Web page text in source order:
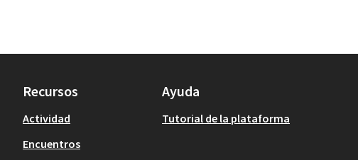
Recursos
Actividad
Encuentros
Ayuda
Tutorial de la plataforma